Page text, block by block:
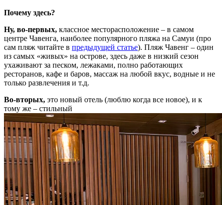
Почему здесь?
Ну, во-первых, классное месторасположение – в самом
центре Чавенга, наиболее популярного пляжа на Самуи (про
сам пляж читайте в предыдущей статье). Пляж Чавенг – один
из самых «живых» на острове, здесь даже в низкий сезон
ухаживают за песком, лежаками, полно работающих
ресторанов, кафе и баров, массаж на любой вкус, водные и не
только развлечения и т.д.
Во-вторых, это новый отель (люблю когда все новое), и к
тому же – стильный